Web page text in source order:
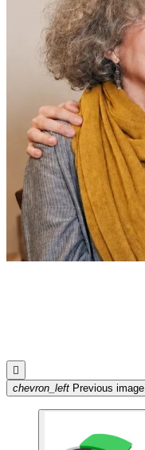

chevron_left Previous image